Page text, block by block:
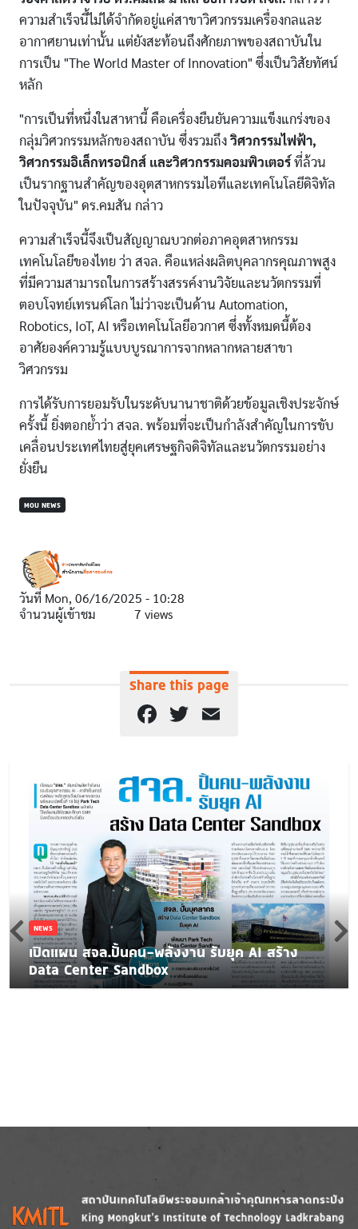
ความสำเร็จนี้ไม่ได้จำกัดอยู่แค่สาขาวิศวกรรมเครื่องกลและ
อากาศยานเท่านั้น แต่ยังสะท้อนถึงศักยภาพของสถาบันใน
การเป็น "The World Master of Innovation" ซึ่งเป็นวิสัยทัศน์
หลัก
"การเป็นที่หนึ่งในสาหานี้ คือเครื่องยืนยันความแข็งแกร่งของ
กลุ่มวิศวกรรมหลักของสถาบัน ซึ่งรวมถึง วิศวกรรมไฟฟ้า,
วิศวกรรมอิเล็กทรอนิกส์ และวิศวกรรมคอมพิวเตอร์ ที่ล้วน
เป็นรากฐานสำคัญของอุตสาหกรรมไอทีและเทคโนโลยีดิจิทัล
ในปัจจุบัน" ดร.คมสัน กล่าว
ความสำเร็จนี้จึงเป็นสัญญาณบวกต่อภาคอุตสาหกรรม
เทคโนโลยีของไทย ว่า สจล. คือแหล่งผลิตบุคลากรคุณภาพสูง
ที่มีความสามารถในการสร้างสรรค์งานวิจัยและนวัตกรรมที่
ตอบโจทย์เทรนด์โลก ไม่ว่าจะเป็นด้าน Automation,
Robotics, IoT, AI หรือเทคโนโลยีอวกาศ ซึ่งทั้งหมดนี้ต้อง
อาศัยองค์ความรู้แบบบูรณาการจากหลากหลายสาขา
วิศวกรรม
การได้รับการยอมรับในระดับนานาชาติด้วยข้อมูลเชิงประจักษ์
ครั้งนี้ ยิ่งตอกย้ำว่า สจล. พร้อมที่จะเป็นกำลังสำคัญในการขับ
เคลื่อนประเทศไทยสู่ยุคเศรษฐกิจดิจิทัลและนวัตกรรมอย่าง
ยั่งยืน
MOU NEWS
วันที่ Mon, 06/16/2025 - 10:28
จำนวนผู้เข้าชม
7 views
Share this page
Facebook
Twitter
NEWS
เปิดแผน สจล.ปั้นคน-พลังงาน รับยุค AI สร้าง
Data Center Sandbox
Image